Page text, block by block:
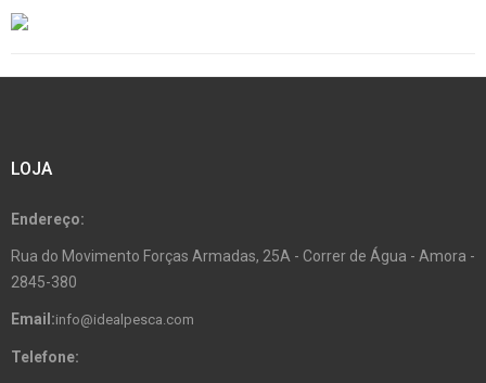
LOJA
Endereço:
Rua do Movimento Forças Armadas, 25A - Correr de Água - Amora -
2845-380
Email:info@idealpesca.com
Telefone: